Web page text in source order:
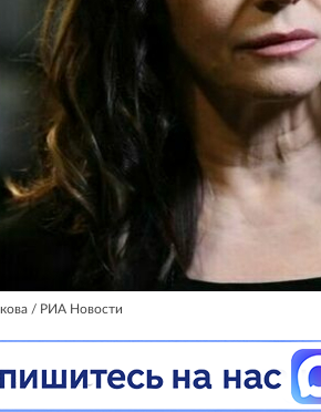
/ РИА Новости